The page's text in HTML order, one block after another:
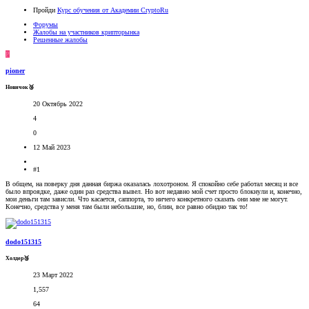
Пройди Курс обучения от Академии CryptoRu
Форумы
Жалобы на участников крипторынка
Решенные жалобы
P
pioner
Новичок🥉
20 Октябрь 2022
4
0
12 Май 2023
#1
В общем, на поверку дня данная биржа оказалась лохотроном. Я спокойно себе работал месяц и все
было впроядке, даже один раз средства вывел. Но вот недавно мой счет просто блокнули и, конечно,
мои деньги там зависли. Что касается, саппорта, то ничего конкретного сказать они мне не могут.
Конечно, средства у меня там были небольшие, но, блин, все равно обидно так то!
dodo151315
Холдер🥉
23 Март 2022
1,557
64